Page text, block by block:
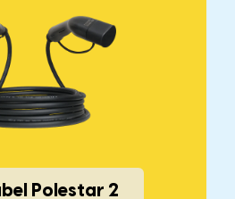
Polestar 2